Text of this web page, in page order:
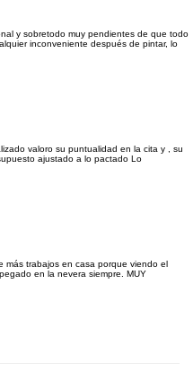
y sobretodo muy pendientes de que todo
inconveniente después de pintar, lo
valoro su puntualidad en la cita y , su
ajustado a lo pactado Lo
más trabajos en casa porque viendo el
en la nevera siempre. MUY